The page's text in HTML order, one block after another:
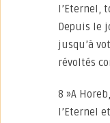
l’Eternel,
Depuis le
jusqu’à
révoltés
8 »A
l’Eternel